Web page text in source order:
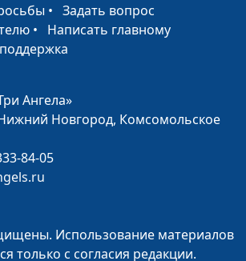
Любовь к
от Луки 6:27-36
Ирина
6:46-49
Не судите,
О соринке и
от Луки
прикоснулся
Кириченко
• Задать вопрос
• Написать главному
Ангела»
Новгород, Комсомольское
84-05
Использование материалов
только с согласия редакции.